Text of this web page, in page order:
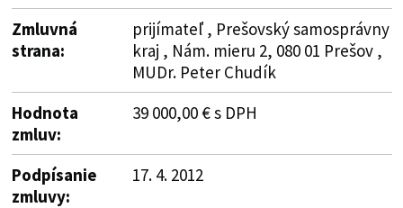
Zmluvná
strana:
prijímateľ , Prešovský samosprávny
kraj , Nám. mieru 2, 080 01 Prešov ,
MUDr. Peter Chudík
Hodnota
zmluv:
39 000,00 € s DPH
Podpísanie
zmluvy:
17. 4. 2012